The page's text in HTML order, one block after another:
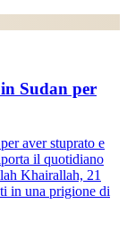
Sudan per
aver stuprato e
il quotidiano
Khairallah, 21
in una prigione di